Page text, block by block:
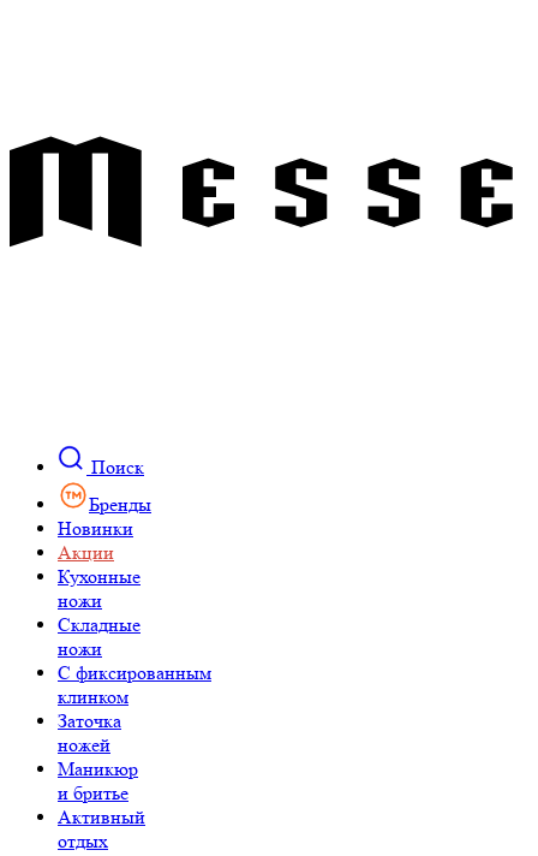
Поиск
Бренды
Новинки
Акции
Кухонные
ножи
Складные
ножи
C фиксированным
клинком
Заточка
ножей
Маникюр
и бритье
Активный
отдых